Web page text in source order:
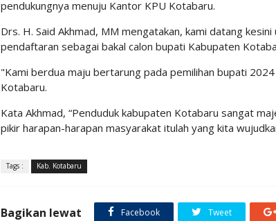
pendukungnya menuju Kantor KPU Kotabaru.
Drs. H. Said Akhmad, MM mengatakan, kami datang
pendaftaran sebagai bakal calon bupati Kabupaten
"Kami berdua maju bertarung pada pemilihan bupati
Kotabaru.
Kata Akhmad, “Penduduk kabupaten Kotabaru sangat
pikir harapan-harapan masyarakat itulah yang kita
Tags : Kab. Kotabaru
Bagikan lewat Facebook Tweet